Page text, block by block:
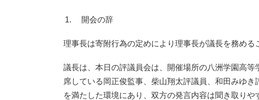
開会の辞
理事長は寄附行為の定めにより理事長が議長を務める
議長は、本日の評議員会は、開催場所の八洲学園高
席している岡正俊監事、柴山翔太評議員、和田みゆ
を満たした環境にあり、双方の発言内容は聞き取り